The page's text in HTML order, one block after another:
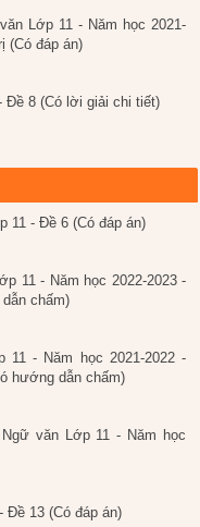
Lớp 11 - Năm học 2021-
(Có đáp án)
Đề 8 (Có lời giải chi tiết)
11 - Đề 6 (Có đáp án)
11 - Năm học 2022-2023 -
chấm)
- Năm học 2021-2022 -
hướng dẫn chấm)
văn Lớp 11 - Năm học
13 (Có đáp án)